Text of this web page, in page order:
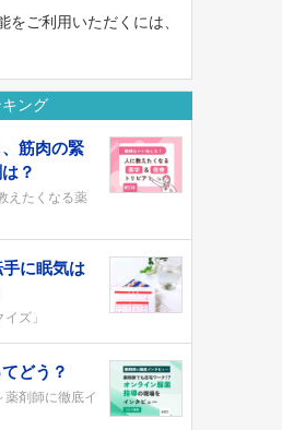
ご利用いただくには、
ング
筋肉の緊
？
えたくなる薬
に眠気は
ズ」
どう？
剤師に徹底イ